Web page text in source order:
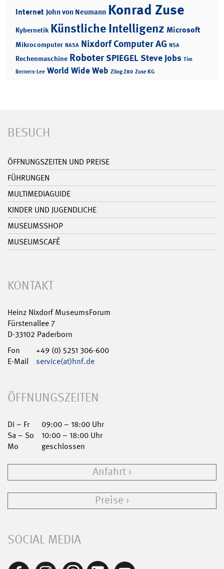
Internet John von Neumann Konrad Zuse
Kybernetik Künstliche Intelligenz Microsoft
Mikrocomputer NASA Nixdorf Computer AG NSA
Rechenmaschine RoboterSPIEGELSteve Jobs Tim
Berners-Lee World Wide Web Zilog Z80 Zuse KG
BESUCH
ÖFFNUNGSZEITEN UND PREISE
FÜHRUNGEN
MULTIMEDIAGUIDE
KINDER UND JUGENDLICHE
MUSEUMSSHOP
MUSEUMSCAFÉ
KONTAKT
Heinz Nixdorf MuseumsForum
Fürstenallee 7
D-33102 Paderborn
Fon
+49 (0) 5251 306-600
E-Mail
service(at)hnf.de
ÖFFNUNGSZEITEN
Di – Fr
09:00 – 18:00 Uhr
Sa – So
10:00 – 18:00 Uhr
Mo
geschlossen
Anfahrt
Preise
SOCIAL MEDIA